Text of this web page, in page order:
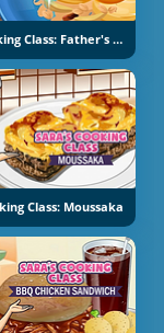
Sara's Cooking Class: Father's Day Cobbler
Class: Moussaka